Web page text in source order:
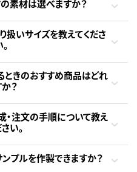
素材は選べますか？
扱いサイズを教えてくださ
ときのおすすめ商品はどれ
？
・注文の手順について教え
い。
プルを作製できますか？